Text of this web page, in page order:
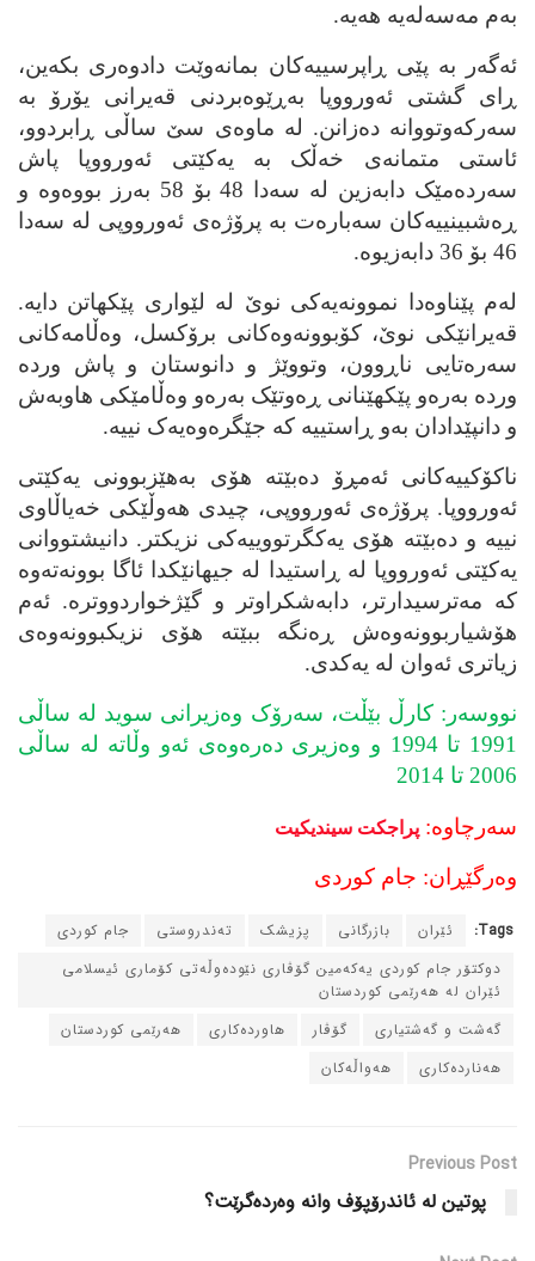
به‌م مه‌سه‌له‌یه‌ هه‌یه‌.
ئه‌گه‌ر به‌ پێی ڕاپرسییه‌کان بمانه‌وێت دادوه‌ری بکه‌ین،
ڕای گشتی ئه‌ورووپا به‌ڕێوه‌بردنی قه‌یرانی یۆرۆ به‌
سه‌رکه‌وتووانه‌ ده‌زانن. له‌ ماوه‌ی سێ ساڵی ڕابردوو،
ئاستی متمانه‌ی خه‌ڵک به‌ یه‌کێتی ئه‌ورووپا پاش
سه‌رده‌مێک دابه‌زین له‌ سه‌دا 48 بۆ 58 به‌رز بووه‌وه‌ و
ڕه‌شبینییه‌کان سه‌باره‌ت به‌ پرۆژه‌ی ئه‌ورووپی له‌ سه‌دا
46 بۆ 36 دابه‌زیوه‌.
له‌م پێناوه‌دا نموونه‌یه‌کی نوێ له‌ لێواری پێکهاتن دایه‌.
قه‌یرانێکی نوێ، کۆبوونه‌وه‌کانی برۆکسل، وه‌ڵامه‌کانی
سه‌ره‌تایی ناڕوون، وتووێژ و دانوستان و پاش ورده‌
ورده‌ به‌ره‌و پێکهێنانی ڕه‌وتێک به‌ره‌و وه‌ڵامێکی هاوبه‌ش
و دانپێدادان به‌و ڕاستییه‌ که‌ جێگره‌وه‌یه‌ک نییه‌.
ناکۆکییه‌کانی ئه‌مڕۆ ده‌بێته‌ هۆی به‌هێزبوونی یه‌کێتی
ئه‌ورووپا. پرۆژه‌ی ئه‌ورووپی، چیدی هه‌وڵێکی خه‌یاڵاوی
نییه‌ و ده‌بێته‌ هۆی یه‌کگرتووییه‌کی نزیکتر. دانیشتووانی
یه‌کێتی ئه‌ورووپا له‌ ڕاستیدا له‌ جیهانێکدا ئاگا بوونه‌ته‌وه‌
که‌ مه‌ترسیدارتر، دابه‌شکراوتر و گێژخواردووتره‌. ئه‌م
هۆشیاربوونه‌وه‌ش ڕه‌نگه‌ ببێته‌ هۆی نزیکبوونه‌وه‌ی
زیاتری ئه‌وان له‌ یه‌کدی.
نووسه‌ر: کارڵ بێڵت، سه‌رۆک وه‌زیرانی سوید له‌ ساڵی
1991 تا 1994 و وه‌زیری ده‌ره‌وه‌ی ئه‌و وڵاته‌ له‌ ساڵی
2006 تا 2014
سه‌رچاوه‌: پراجکت سیندیکیت
وه‌رگێڕان: جام کوردی
Tags: ئێران بازرگانی پزیشک ته‌ندروستی
جام کوردی
دوکتۆر جام کوردی یه‌که‌مین گۆڤاری نێوده‌وڵه‌تی کۆماری ئیسلامی
ئێران له‌ هه‌رێمی کوردستان
گه‌شت و گه‌شتیاری
گۆڤار هاورده‌کاری
هه‌رێمی کوردستان
هه‌نارده‌کاری
هه‌واڵه‌کان
Previous Post
پوتین له‌ ئاندرۆپۆف وانه‌ وه‌رده‌گرێت؟